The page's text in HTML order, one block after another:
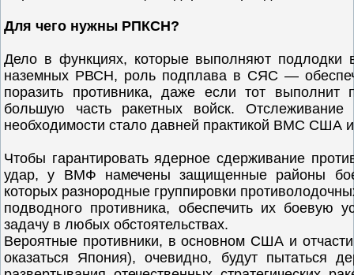
Для чего нужны РПКСН?
Дело в функциях, которые выполняют подлодки
наземных РВСН, роль подплава в СЯС —
поразить противника, даже если тот выполнит
большую часть ракетных войск.
необходимости стало давней практикой ВМС США
Чтобы гарантировать ядерное сдерживание
удар, у ВМФ намечены защищенные районы
которых разнородные группировки
подводного противника, обеспечить их боевую
задачу в любых обстоятельствах.
Вероятные противники, в основном США и
оказаться Япония), очевидно, будут пытаться